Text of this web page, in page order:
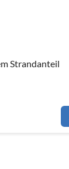
Strandanteil